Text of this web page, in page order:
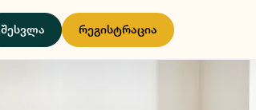
შესვლა რეგისტრაცია